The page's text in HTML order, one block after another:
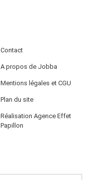
Contact
A propos de Jobba
Mentions légales et CGU
Plan du site
Réalisation Agence Effet
Papillon